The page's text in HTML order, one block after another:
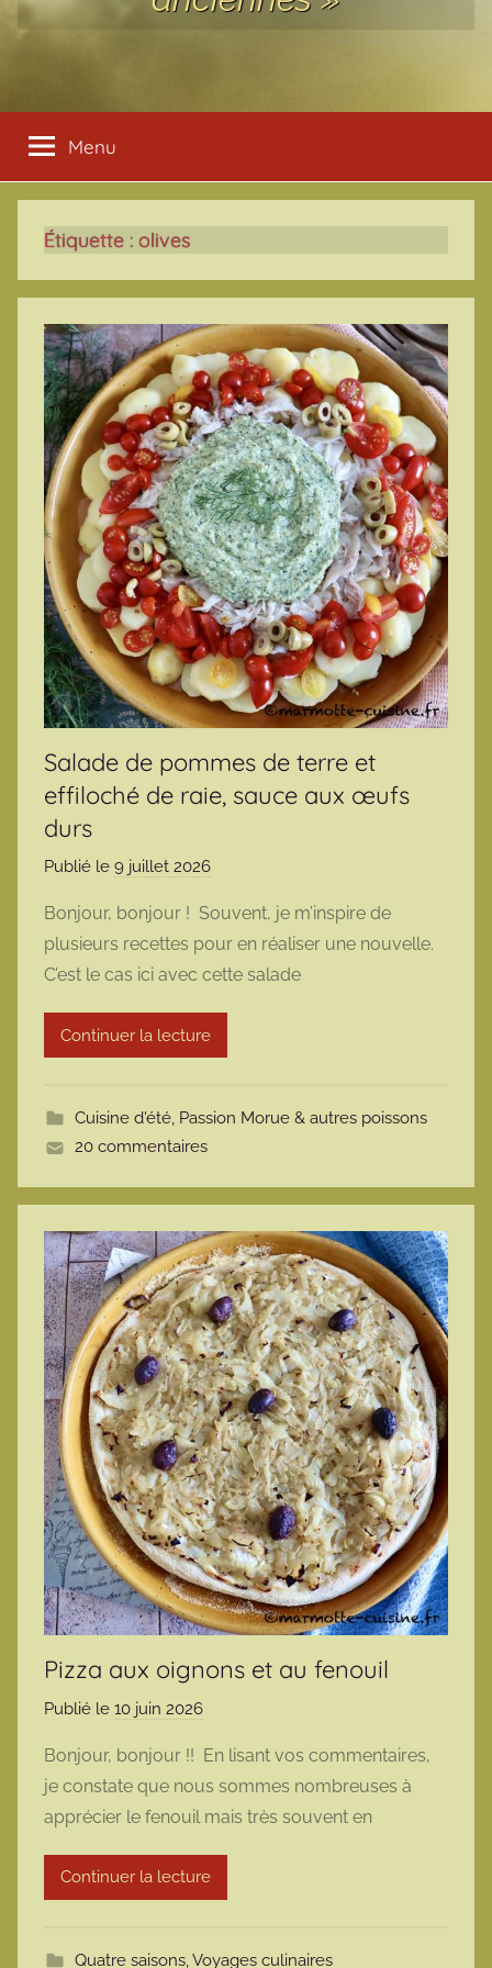
Menu
Étiquette : olives
Salade de pommes de terre et
effiloché de raie, sauce aux œufs
durs
Publié le 9 juillet 2026
r
m
a
r
t
Bonjour, bonjour ! Souvent, je m’inspire de
plusieurs recettes pour en réaliser une nouvelle.
C’est le cas ici avec cette salade
Continuer la lecture
Cuisine d'été, Passion Morue & autres poissons
20 commentaires
Pizza aux oignons et au fenouil
Publié le 10 juin 2026
r
m
a
r
m
Bonjour, bonjour !! En lisant vos commentaires,
je constate que nous sommes nombreuses à
apprécier le fenouil mais très souvent en
Continuer la lecture
Quatre saisons,Voyages culinaires